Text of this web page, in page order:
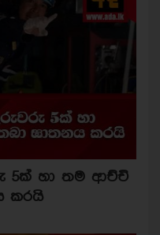
5ක් හා තම ආච්චි
කරයි